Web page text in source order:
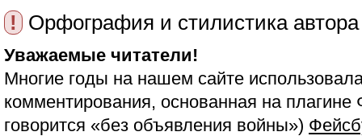
!
Орфография и стилистика
Уважаемые читатели!
Многие годы на нашем сайте
комментирования, основанная на
говорится «без объявления войны»)